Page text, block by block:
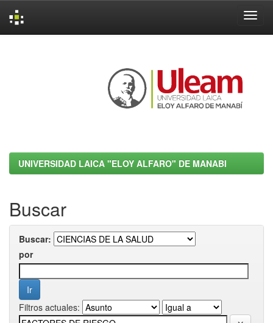
UNIVERSIDAD LAICA "ELOY ALFARO" DE MANABI
Buscar
Buscar:
por
Filtros actuales: